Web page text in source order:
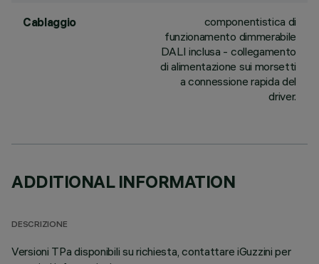
Cablaggio
componentistica di
funzionamento dimmerabile
DALI inclusa - collegamento
di alimentazione sui morsetti
a connessione rapida del
driver.
ADDITIONAL INFORMATION
DESCRIZIONE
Versioni TPa disponibili su richiesta, contattare iGuzzini per